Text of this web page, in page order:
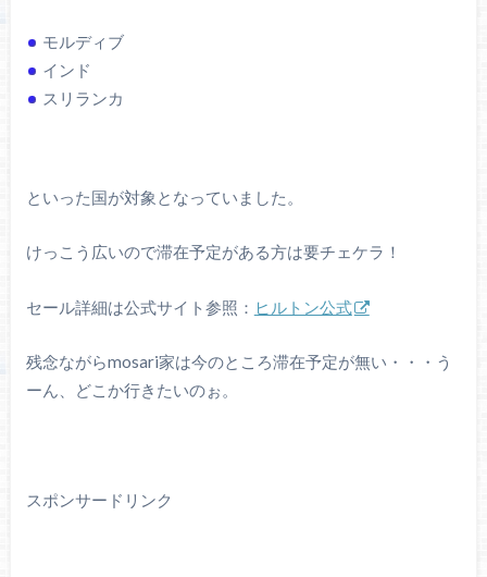
モルディブ
インド
スリランカ
といった国が対象となっていました。
けっこう広いので滞在予定がある方は要チェケラ！
セール詳細は公式サイト参照： ヒルトン公式
残念ながらmosari家は今のところ滞在予定が無い・・・う
ーん、どこか行きたいのぉ。
スポンサードリンク